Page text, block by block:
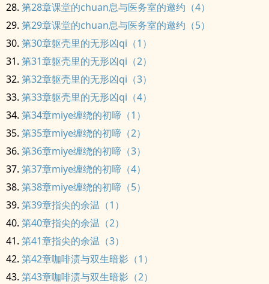
第28章课堂的chuan息与医务室的邀约（4）
第29章课堂的chuan息与医务室的邀约（5）
第30章躯壳里的无形凶qi（1）
第31章躯壳里的无形凶qi（2）
第32章躯壳里的无形凶qi（3）
第33章躯壳里的无形凶qi（4）
第34章miye缠绕的初啼（1）
第35章miye缠绕的初啼（2）
第36章miye缠绕的初啼（3）
第37章miye缠绕的初啼（4）
第38章miye缠绕的初啼（5）
第39章指尖的余温（1）
第40章指尖的余温（2）
第41章指尖的余温（3）
第42章咖啡渍与双生暗影（1）
第43章咖啡渍与双生暗影（2）